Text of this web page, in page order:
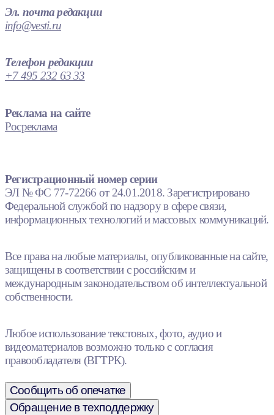
Эл. почта редакции
info@vesti.ru
Телефон редакции
+7 495 232 63 33
Реклама на сайте
Росреклама
Регистрационный номер серии
ЭЛ № ФС 77-72266 от 24.01.2018. Зарегистрировано
Федеральной службой по надзору в сфере связи,
информационных технологий и массовых коммуникаций.
Все права на любые материалы, опубликованные на сайте,
защищены в соответствии с российским и
международным законодательством об интеллектуальной
собственности.
Любое использование текстовых, фото, аудио и
видеоматериалов возможно только с согласия
правообладателя (ВГТРК).
Сообщить об опечатке
Обращение в техподдержку